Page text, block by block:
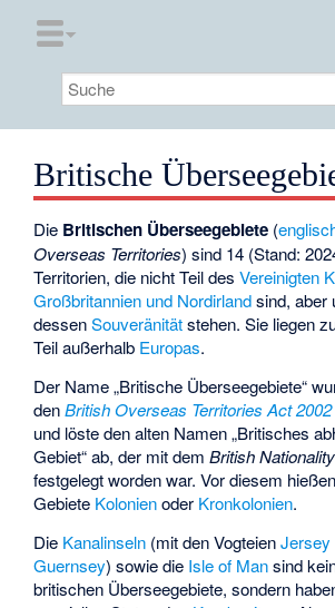
Britische
Die Britischen Überseegebiete (
Overseas Territories) sind 14 (Stand:
Territorien, die nicht Teil desVereinigten
Großbritannien und Nordirlandsind, aber
dessenSouveränitätstehen. Sie liegen
Teil außerhalb Europas.
Der Name „Britische Überseegebiete“
denBritish Overseas Territories Act 2002
und löste den alten Namen „Britisches
Gebiet“ ab, der mit demBritish
festgelegt worden war. Vor diesem
Gebiete Kolonienoder Kronkolonien.
Die Kanalinseln (mit den VogteienJersey
Guernsey) sowie die Isle of Mansind
britischen Überseegebiete, sondern